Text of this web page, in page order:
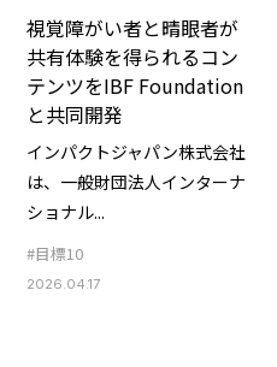
視覚障がい者と晴眼者が
共有体験を得られるコン
テンツをIBF Foundation
と共同開発
インパクトジャパン株式会社
は、一般財団法人インターナ
ショナル...
#目標10
2026.04.17